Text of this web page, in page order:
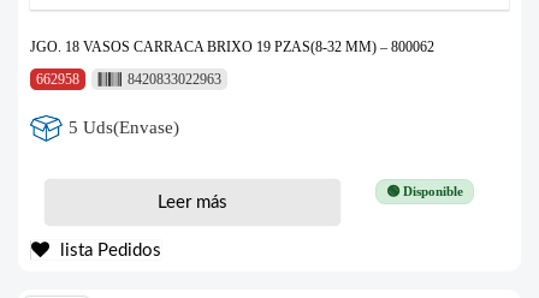
JGO. 18 VASOS CARRACA BRIXO 19 PZAS(8-32 MM) – 800062
662958
8420833022963
5 Uds(Envase)
🟢 Disponible
Leer más
lista Pedidos